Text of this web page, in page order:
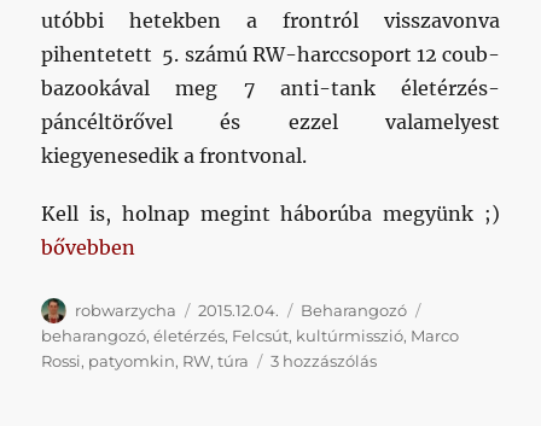
utóbbi hetekben a frontról visszavonva
pihentetett 5. számú RW-harccsoport 12 coub-
bazookával meg 7 anti-tank életérzés-
páncéltörővel és ezzel valamelyest
kiegyenesedik a frontvonal.
Kell is, holnap megint háborúba megyünk ;)
„Erős kezdés: felcsúti beharanggal tér vissza a
bővebben
Szerző
robwarzycha Közzétéve
2015.12.04. Kategória
Beharangozó
beharangozó,életérzés, Felcsút, kultúrmisszió, Marco
Rossi, patyomkin, RW,túra 3 hozzászólásErős